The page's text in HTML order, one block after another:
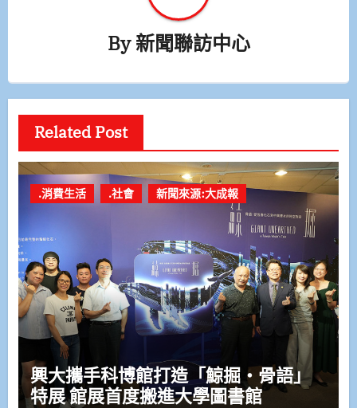
By新聞聯訪中心
Related Post
.消費生活 .社會 新聞來源:大成報
興大攜手科博館打造「鯨掘・骨語」
特展 館展首度搬進大學圖書館